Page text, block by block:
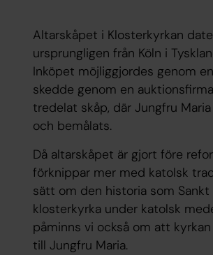
Altarskåpet i Klosterkyrkan
ursprungligen från Köln i
Inköpet möjliggjordes genom
skedde genom en
tredelat skåp, där Jungfru
och bemålats.
Då altarskåpet är gjort före
förknippar mer med katolsk
sätt om den historia som
klosterkyrka under katolsk
påminns vi också om att
till Jungfru Maria.